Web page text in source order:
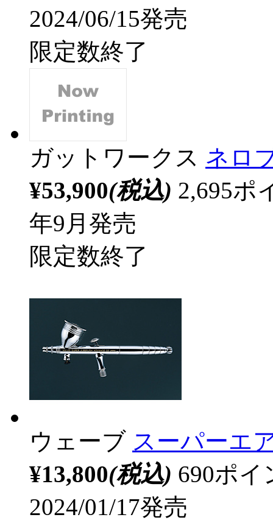
2024/06/15発売
限定数終了
ガットワークス ネロ
¥53,900(税込) 2,695ポ
年9月発売
限定数終了
ウェーブ スーパーエ
¥13,800(税込) 690ポ
2024/01/17発売